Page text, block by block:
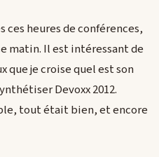
heures de conférences,
matin. Il est intéressant de
que je croise quel est son
Devoxx 2012.
tout était bien, et encore